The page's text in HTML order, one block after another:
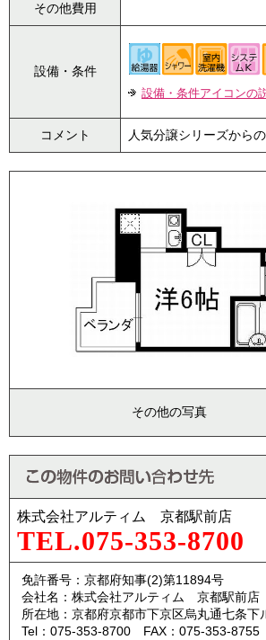
その他費用
設備・条件
設備・条件アイコンの
コメント 人気分譲シリーズから
その他の写真
株式会社アルティム 京都駅前店
TEL.075-353-8700
免許番号：京都府知事(2)第11894号
会社名：株式会社アルティム 京都駅前店
所在地：京都府京都市下京区烏丸通七条下
Tel：075-353-8700 FAX：075-353-8755